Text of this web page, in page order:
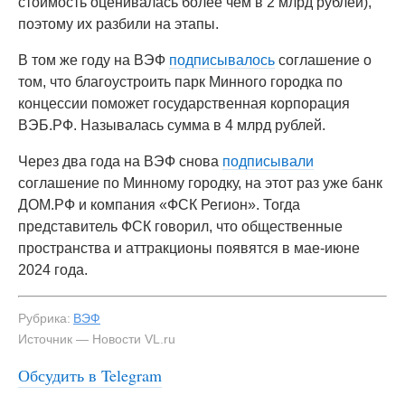
поэтому их разбили на этапы.
В том же году на ВЭФ подписывалось соглашение о
том, что благоустроить парк Минного городка по
концессии поможет государственная корпорация
ВЭБ.РФ. Называлась сумма в 4 млрд рублей.
Через два года на ВЭФ снова подписывали
соглашение по Минному городку, на этот раз уже банк
ДОМ.РФ и компания «ФСК Регион». Тогда
представитель ФСК говорил, что общественные
пространства и аттракционы появятся в мае-июне
2024 года.
Рубрика: ВЭФ
Источник — Новости VL.ru
Обсудить в Telegram